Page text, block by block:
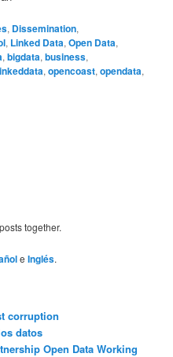
, Dissemination,
, Linked Data,Open Data,
,bigdata,business,
,opencoast,opendata,
posts together.
eInglés.
corruption
datos
Open Data Working